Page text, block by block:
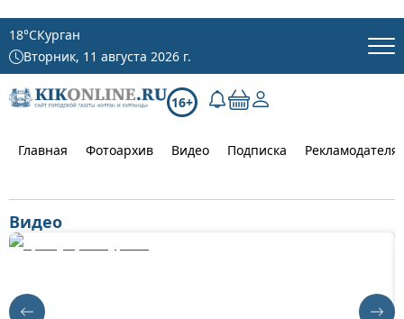
18°CКурган
Вторник, 11 августа 2026 г.
16+
Главная Фотоархив Видео Подписка
Видео